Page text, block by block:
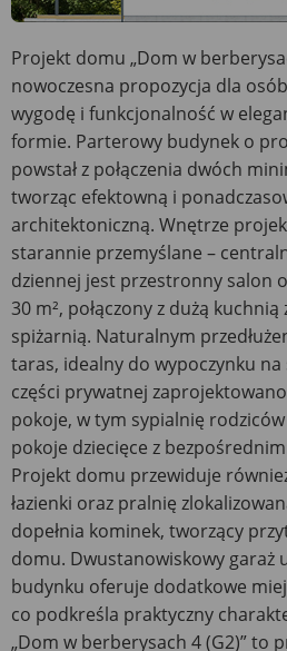
Projekt domu „Dom w
nowoczesna propozycja dla
wygodę i funkcjonalność w
formie. Parterowy budynek o
powstał z połączenia dwóch
tworząc efektowną i
architektoniczną. Wnętrze
starannie przemyślane –
dziennej jest przestronny salon
30 m², połączony z dużą
spiżarnią. Naturalnym
taras, idealny do wypoczynku
części prywatnej
pokoje, w tym sypialnię
pokoje dziecięce z
Projekt domu przewiduje
łazienki oraz pralnię
dopełnia kominek, tworzący
domu. Dwustanowiskowy garaż
budynku oferuje dodatkowe
co podkreśla praktyczny
„Dom w berberysach 4 (G2)” to